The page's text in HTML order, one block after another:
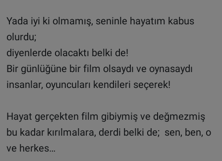
Yada iyi ki olmamış, seninle hayatım kabus
olurdu;
diyenlerde olacaktı belki de!
Bir günlüğüne bir film olsaydı ve oynasaydı
insanlar, oyuncuları kendileri seçerek!
Hayat gerçekten film gibiymiş ve değmezmiş
bu kadar kırılmalara, derdi belki de; sen, ben, o
ve herkes…